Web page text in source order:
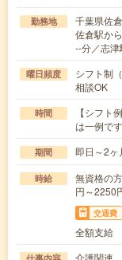
勤務地
千葉県佐
佐倉駅か
--分／志
曜日頻度
シフト制
相談OK
時間
【シフト
は一例で
期間 即日～2
時給
無資格の
円～2250
交通費
全額支給
介護関連